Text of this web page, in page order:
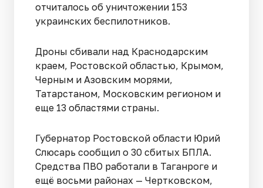
отчиталось об уничтожении 153
украинских беспилотников.
Дроны сбивали над Краснодарским
краем, Ростовской областью, Крымом,
Черным и Азовским морями,
Татарстаном, Московским регионом и
еще 13 областями страны.
Губернатор Ростовской области Юрий
Слюсарь сообщил о 30 сбитых БПЛА.
Средства ПВО работали в Таганроге и
ещё восьми районах — Чертковском,